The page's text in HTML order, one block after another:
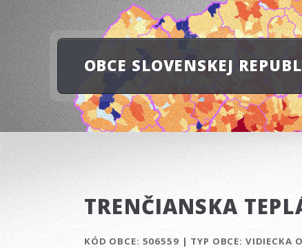
OBCE SLOVENSKEJ
TRENČIANSKA
KÓD OBCE: 506559 | TYP OBCE: VIDIECKA